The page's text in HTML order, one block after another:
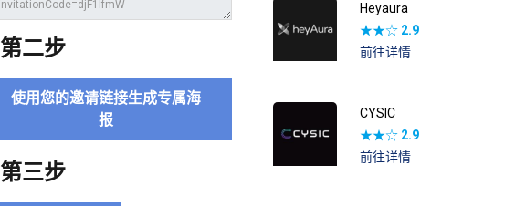
第二步
使用您的邀请链接生成专属海
报
第三步
Heyaura
★★☆ 2.9
前往详情
CYSIC
★★☆ 2.9
前往详情